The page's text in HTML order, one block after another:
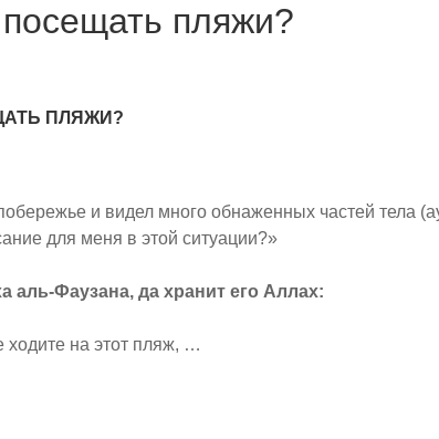
пляжи?
ПЛЯЖИ?
и видел много обнаженных частей тела
для меня в этой ситуации?»
аль-Фаузана, да хранит его Аллах:
ходите на этот пляж, …